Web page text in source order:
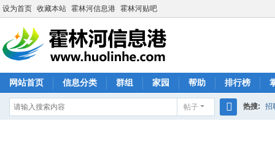
设为首页 收藏本站 霍林河信息港 霍林河贴吧
网站首页 信息分类 群组 家园 帮助 排行榜
帖子 热搜: 招